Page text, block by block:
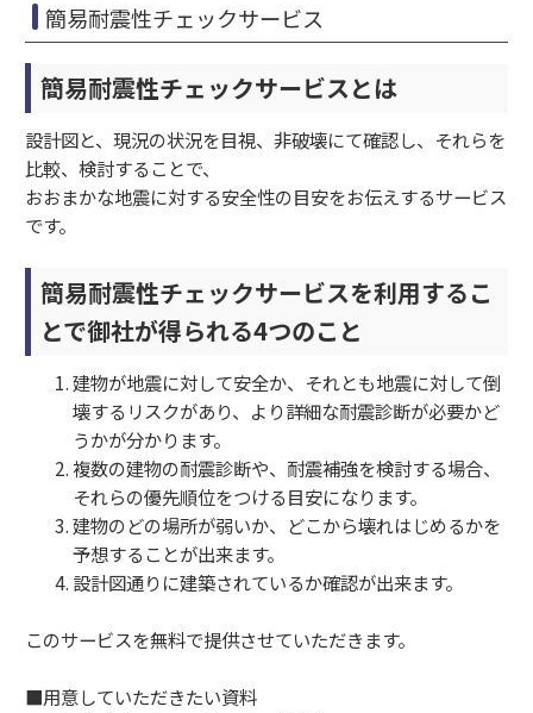
簡易耐震性チェックサービス
簡易耐震性チェックサービスとは
設計図と、現況の状況を目視、非破壊にて確認し、それらを
比較、検討することで、
おおまかな地震に対する安全性の目安をお伝えするサービス
です。
簡易耐震性チェックサービスを利用するこ
とで御社が得られる4つのこと
建物が地震に対して安全か、それとも地震に対して倒
壊するリスクがあり、より詳細な耐震診断が必要かど
うかが分かります。
複数の建物の耐震診断や、耐震補強を検討する場合、
それらの優先順位をつける目安になります。
建物のどの場所が弱いか、どこから壊れはじめるかを
予想することが出来ます。
設計図通りに建築されているか確認が出来ます。
このサービスを無料で提供させていただきます。
■用意していただきたい資料